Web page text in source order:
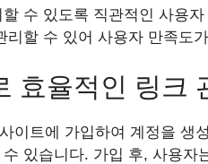
수 있도록 직관적인 사용
할 수 있어 사용자 만족도
효율적인 링크
이트에 가입하여 계정을 생
있습니다. 가입 후, 사용자